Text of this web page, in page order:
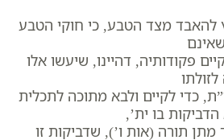
להאבד מצד הטבע, כי חוקי הטבע
פקודותיה, דהיינו, שיעשו אלו
כדי לקיים ולבא מתוכה לתכלית
בו ית’,
תורה (אות ו’), שדביקות זו